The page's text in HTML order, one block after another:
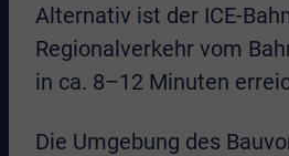
Alternativ ist der ICE-
Regionalverkehr vom
in ca. 8–12 Minuten
Die Umgebung des